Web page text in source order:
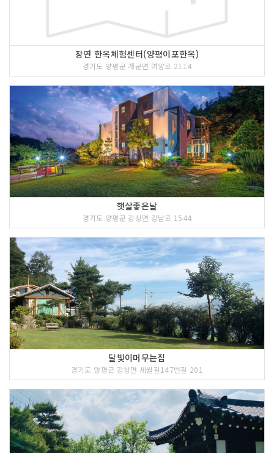
장연 한옥체험센터(양평이포한옥)
경기도 양평군 개군면 여양로 2114
햇살좋은날
경기도 양평군 강상면 강남로 1544
달빛이머무는집
경기도 양평군 강상면 세월길147번길 201